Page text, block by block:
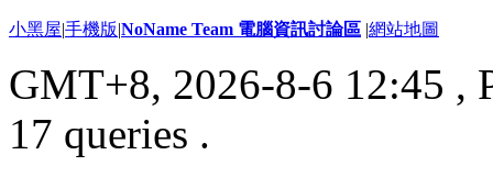
小黑屋|手機版|NoName Team 電腦資訊討論區 |網站地圖
GMT+8, 2026-8-6 12:45 ,
17 queries .